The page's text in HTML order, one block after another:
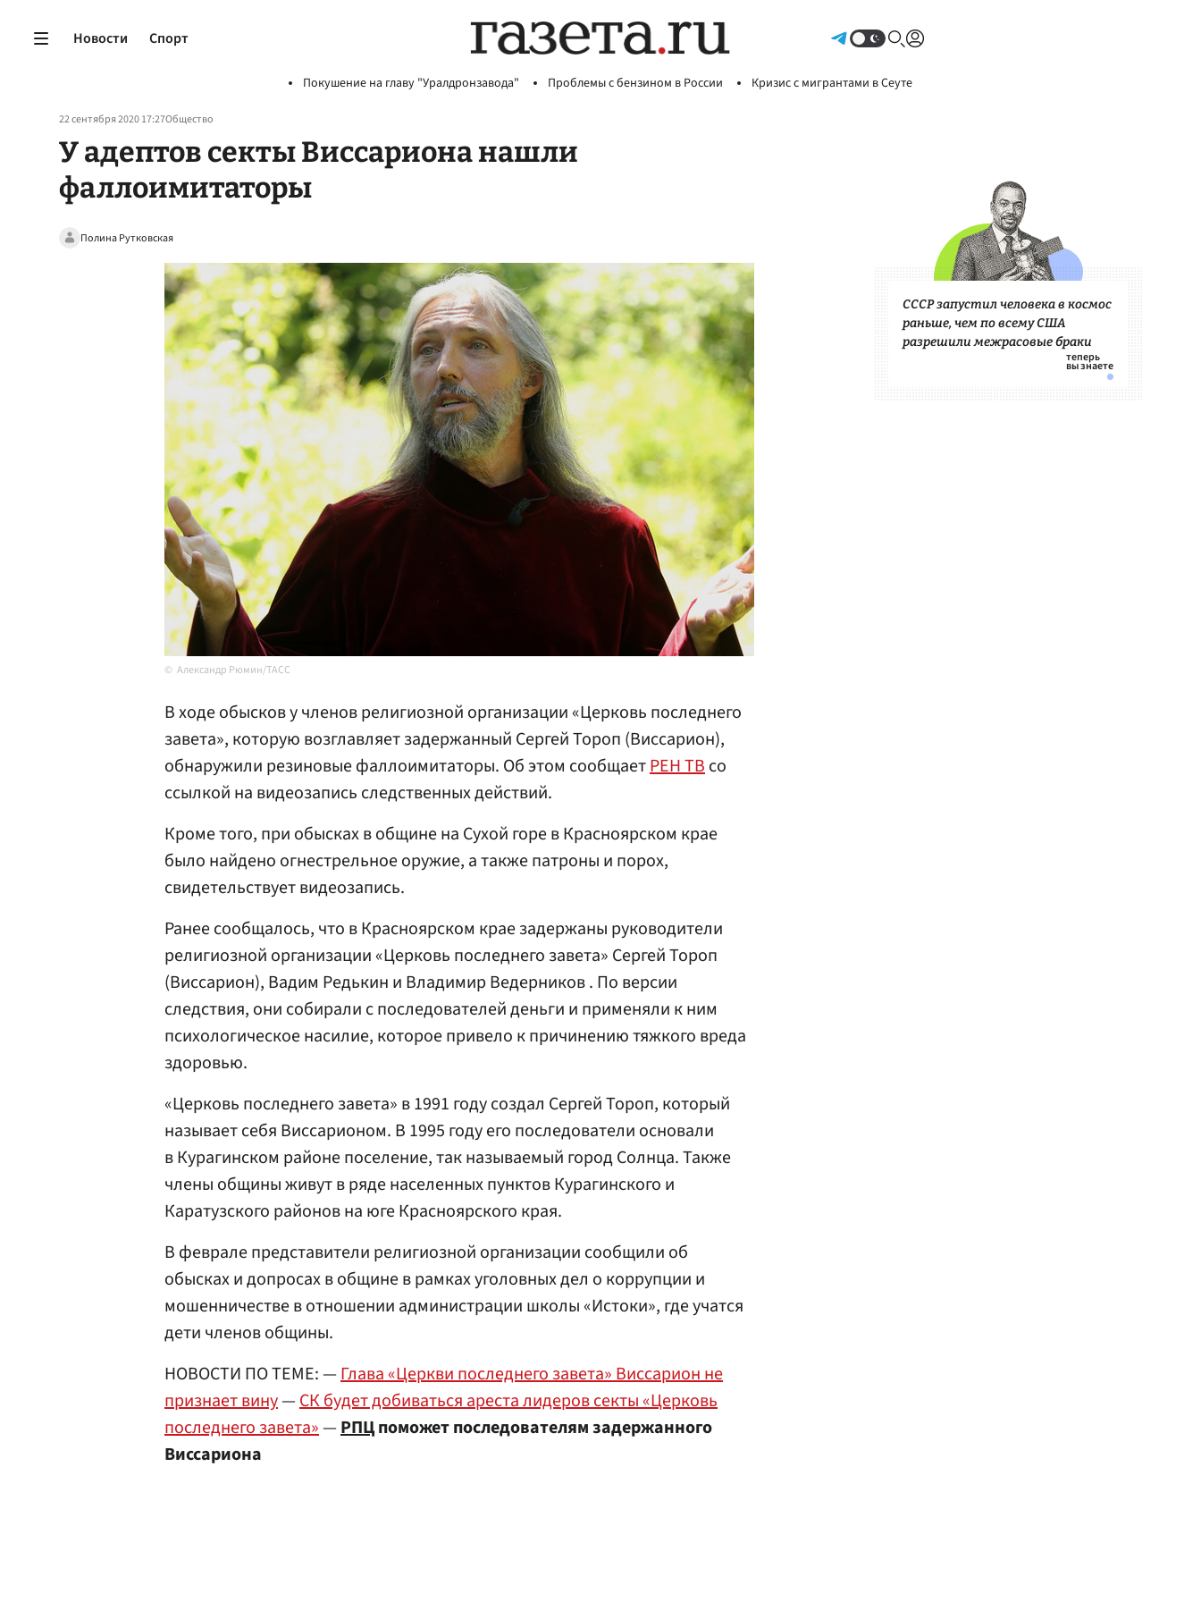
Новости Спорт
Покушение на главу "Уралдронзавода" Проблемы с бензином в России Кризис с мигрантами в Сеуте
22 сентября 2020 17:27Общество
У адептов секты Виссариона нашли
фаллоимитаторы
Полина Рутковская
Александр Рюмин/ТАСС
В ходе обысков у членов религиозной организации «Церковь последнего
завета», которую возглавляет задержанный Сергей Тороп (Виссарион),
обнаружили резиновые фаллоимитаторы. Об этом сообщаетРЕН ТВсо
ссылкой на видеозапись следственных действий.
Кроме того, при обысках в общине на Сухой горе в Красноярском крае
было найдено огнестрельное оружие, а также патроны и порох,
свидетельствует видеозапись.
Ранее сообщалось, что в Красноярском крае задержаны руководители
религиозной организации «Церковь последнего завета» Сергей Тороп
(Виссарион), Вадим Редькин и Владимир Ведерников . По версии
следствия, они собирали с последователей деньги и применяли к ним
психологическое насилие, которое привело к причинению тяжкого вреда
здоровью.
«Церковь последнего завета» в 1991 году создал Сергей Тороп, который
называет себя Виссарионом. В 1995 году его последователи основали
в Курагинском районе поселение, так называемый город Солнца. Также
члены общины живут в ряде населенных пунктов Курагинского и
Каратузского районов на юге Красноярского края.
В феврале представители религиозной организации сообщили об
обысках и допросах в общине в рамках уголовных дел о коррупции и
мошенничестве в отношении администрации школы «Истоки», где учатся
дети членов общины.
НОВОСТИ ПО ТЕМЕ: —Глава «Церкви последнего завета» Виссарион не
признает вину—СК будет добиваться ареста лидеров секты «Церковь
последнего завета»—РПЦпоможет последователям задержанного
Виссариона
СССР запустил человека в космос
раньше, чем по всему США
разрешили межрасовые браки